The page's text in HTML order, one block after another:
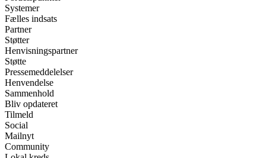
Systemer
Fælles indsats
Partner
Støtter
Henvisningspartner
Støtte
Pressemeddelelser
Henvendelse
Sammenhold
Bliv opdateret
Tilmeld
Social
Mailnyt
Community